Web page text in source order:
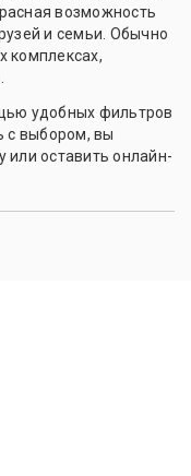
возможность
и семьи. Обычно
комплексах,
удобных фильтров
с выбором, вы
или оставить онлайн-